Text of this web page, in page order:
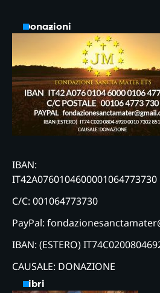
Donazioni
IBAN:
IT42A0760104600001064773730
C/C: 001064773730
PayPal:
IBAN: (ESTERO)
CAUSALE: DONAZIONE
Libri